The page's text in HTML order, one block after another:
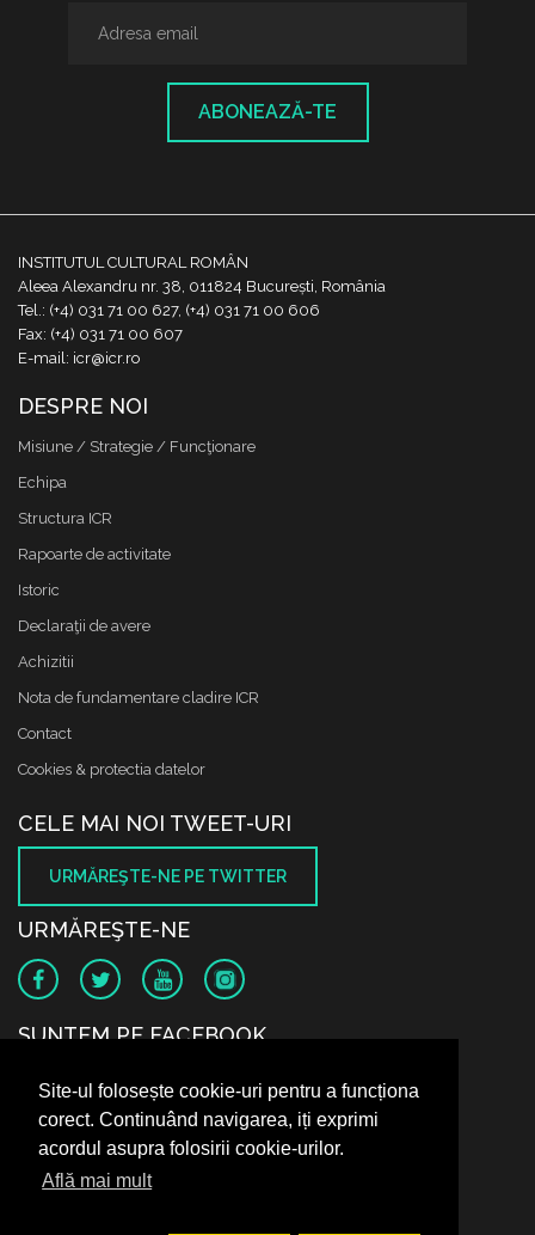
Site-ul folosește cookie-uri pentru a funcționa
corect. Continuând navigarea, iți exprimi
acordul asupra folosirii cookie-urilor.
Află mai mult
ABONEAZĂ-TE
INSTITUTUL CULTURAL ROMÂN
Aleea Alexandru nr. 38, 011824 București, România
Tel.: (+4) 031 71 00 627, (+4) 031 71 00 606
Fax: (+4) 031 71 00 607
E-mail: icr@icr.ro
DESPRE NOI
Misiune / Strategie / Funcţionare
Echipa
Structura ICR
Rapoarte de activitate
Istoric
Declaraţii de avere
Achizitii
Nota de fundamentare cladire ICR
Contact
Cookies & protectia datelor
CELE MAI NOI TWEET-URI
URMĂREŞTE-NE PE TWITTER
URMĂREŞTE-NE
SUNTEM PE FACEBOOK